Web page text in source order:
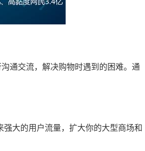
通交流，解决购物时遇到的困难。通
大的用户流量，扩大你的大型商场和